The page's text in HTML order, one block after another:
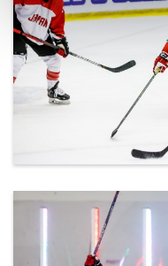
ml_191212_141.jpg